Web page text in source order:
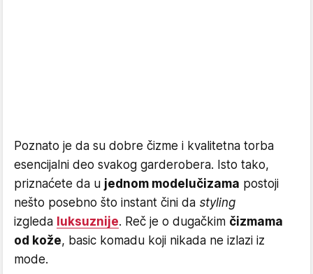
Poznato je da su dobre čizme i kvalitetna torba
esencijalni deo svakog garderobera. Isto tako,
priznaćete da u jednom modelučizama postoji
nešto posebno što instant čini da styling
izgleda luksuznije. Reč je o dugačkim čizmama
od kože, basic komadu koji nikada ne izlazi iz
mode.